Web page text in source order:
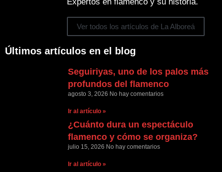
Ver todos los artículos de La Alboreá
Últimos artículos en el blog
Seguiriyas, uno de los palos más
profundos del flamenco
agosto 3, 2026 No hay comentarios
Ir al artículo »
¿Cuánto dura un espectáculo
flamenco y cómo se organiza?
julio 15, 2026 No hay comentarios
Ir al artículo »